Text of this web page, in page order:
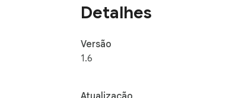
Detalhes
Versão
1.6